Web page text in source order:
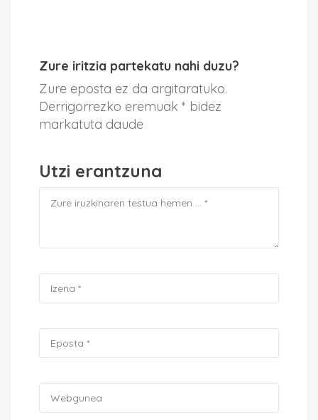
Zure iritzia partekatu nahi duzu?
Zure eposta ez da argitaratuko.
Derrigorrezko eremuak * bidez
markatuta daude
Utzi erantzuna